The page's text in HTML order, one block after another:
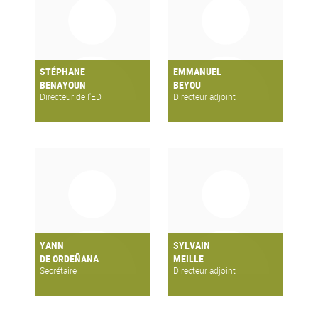
STÉPHANE
BENAYOUN
Directeur de l'ED
EMMANUEL
BEYOU
Directeur adjoint
YANN
DE ORDEÑANA
Secrétaire
SYLVAIN
MEILLE
Directeur adjoint